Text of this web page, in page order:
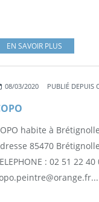
EN SAVOIR PLUS
08/03/2020 PUBLIÉ DEPUIS
habite à
85470
: 02 51 22